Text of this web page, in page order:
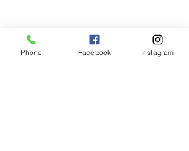
Phone Facebook Instagram